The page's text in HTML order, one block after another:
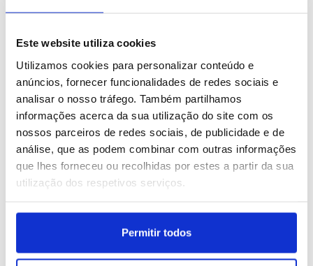
Este website utiliza cookies
Utilizamos cookies para personalizar conteúdo e
anúncios, fornecer funcionalidades de redes sociais e
analisar o nosso tráfego. Também partilhamos
informações acerca da sua utilização do site com os
nossos parceiros de redes sociais, de publicidade e de
análise, que as podem combinar com outras informações
que lhes forneceu ou recolhidas por estes a partir da sua
utilização dos respetivos serviços.
Permitir todos
Primeiro-ministro admite
que “nem tudo correu
bem” nos exames
nacionais
ID: 47473567
Primeiro-ministro mantém
confiança no MAI e
devolve acusação de
ameaças ao Chega
ID: 47473471 Date: 16/07/2026 16:51